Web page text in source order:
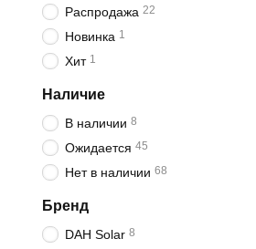
Распродажа 22
Новинка 1
Хит 1
Наличие
В наличии 8
Ожидается 45
Нет в наличии 68
Бренд
DAH Solar 8